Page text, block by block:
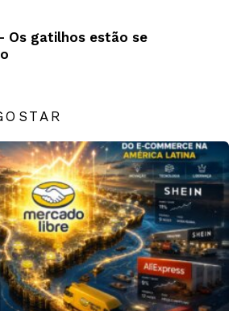
Os gatilhos estão se